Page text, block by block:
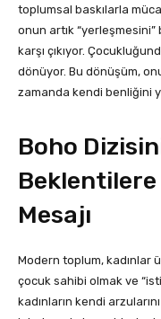
toplumsal baskılarla
onun artık
karşı çıkıyor.
dönüyor. Bu dönüşüm,
zamanda kendi benliğini
Boho
Beklentilere
Mesajı
Modern toplum, kadınlar
çocuk sahibi olmak ve
kadınların kendi